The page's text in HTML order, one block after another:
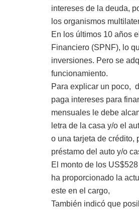
intereses de la deuda,
los organismos
En los últimos 10 años
Financiero (SPNF), lo
inversiones. Pero se
funcionamiento.
Para explicar un poco,
paga intereses para
mensuales le debe
letra de la casa y/o el
o una tarjeta de crédito,
préstamo del auto y/o
El monto de los
ha proporcionado la
este en el cargo,
También indicó que